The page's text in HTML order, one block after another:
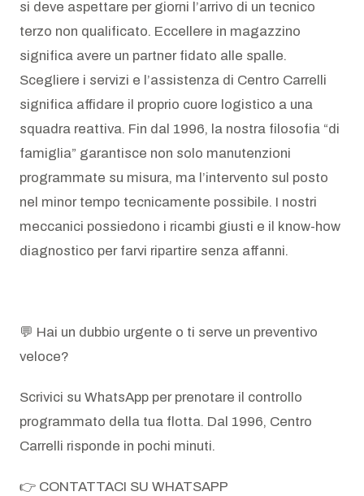
si deve aspettare per giorni l’arrivo di un tecnico
terzo non qualificato. Eccellere in magazzino
significa avere un partner fidato alle spalle.
Scegliere i servizi e l’assistenza di Centro Carrelli
significa affidare il proprio cuore logistico a una
squadra reattiva. Fin dal 1996, la nostra filosofia “di
famiglia” garantisce non solo manutenzioni
programmate su misura, ma l’intervento sul posto
nel minor tempo tecnicamente possibile. I nostri
meccanici possiedono i ricambi giusti e il know-how
diagnostico per farvi ripartire senza affanni.
💬 Hai un dubbio urgente o ti serve un preventivo
veloce?
Scrivici su WhatsApp per prenotare il controllo
programmato della tua flotta. Dal 1996, Centro
Carrelli risponde in pochi minuti.
👉 CONTATTACI SU WHATSAPP